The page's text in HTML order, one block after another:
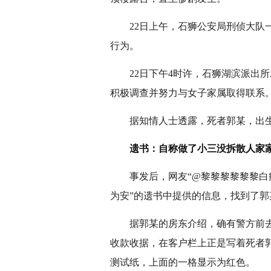
22日上午，石狮公安局刑侦大队一
行为。
22日下午4时许，石狮湖滨派出所
积极调查并努力与女子家属取得联系
据知情人士透露，死者郭某，出生
遗书：自称做了小三没拆散人家
事发后，网友“@黎黎黎黎黎黎白
为安”的遗书中提供的信息，找到了
据郭某的房东介绍，确有警方前去
收款收据，在客户栏上正是写着死者
测试纸，上面的一格显示为红色。